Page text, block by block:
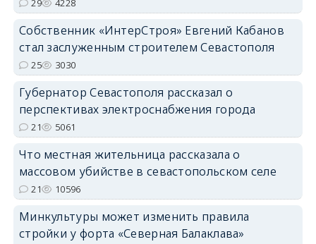
29 4228
Собственник «ИнтерСтроя» Евгений Кабанов
стал заслуженным строителем Севастополя
25 3030
Губернатор Севастополя рассказал о
перспективах электроснабжения города
21 5061
Что местная жительница рассказала о
массовом убийстве в севастопольском селе
21 10596
Минкультуры может изменить правила
стройки у форта «Северная Балаклава»